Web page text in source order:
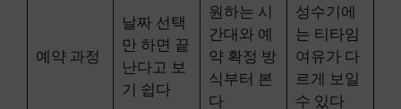
예약 과정
날짜 선택
만 하면 끝
난다고 보
기 쉽다
원하는 시
간대와 예
약 확정 방
식부터 본
다
성수기에
는 티타임
여유가 다
르게 보일
수 있다